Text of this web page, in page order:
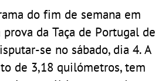
do fim de semana em
da Taça de Portugal de
se no sábado, dia 4. A
de 3,18 quilómetros, tem